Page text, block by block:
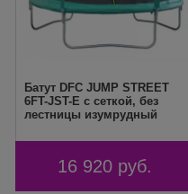
Батут DFC JUMP STREET
6FT-JST-E c сеткой, без
лестницы изумрудный
16 920 руб.